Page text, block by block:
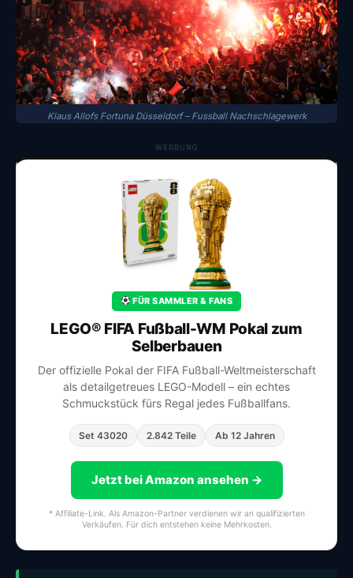
Klaus Allofs Fortuna Düsseldorf – Fussball Nachschlagewerk
WERBUNG
FÜR SAMMLER & FANS
LEGO® FIFA Fußball-WM Pokal zum
Selberbauen
Der offizielle Pokal der FIFA Fußball-Weltmeisterschaft
als detailgetreues LEGO-Modell – ein echtes
Schmuckstück fürs Regal jedes Fußballfans.
Set 43020 2.842 Teile Ab 12 Jahren
Jetzt bei Amazon ansehen →
* Affiliate-Link. Als Amazon-Partner verdienen wir an qualifizierten
Verkäufen. Für dich entstehen keine Mehrkosten.